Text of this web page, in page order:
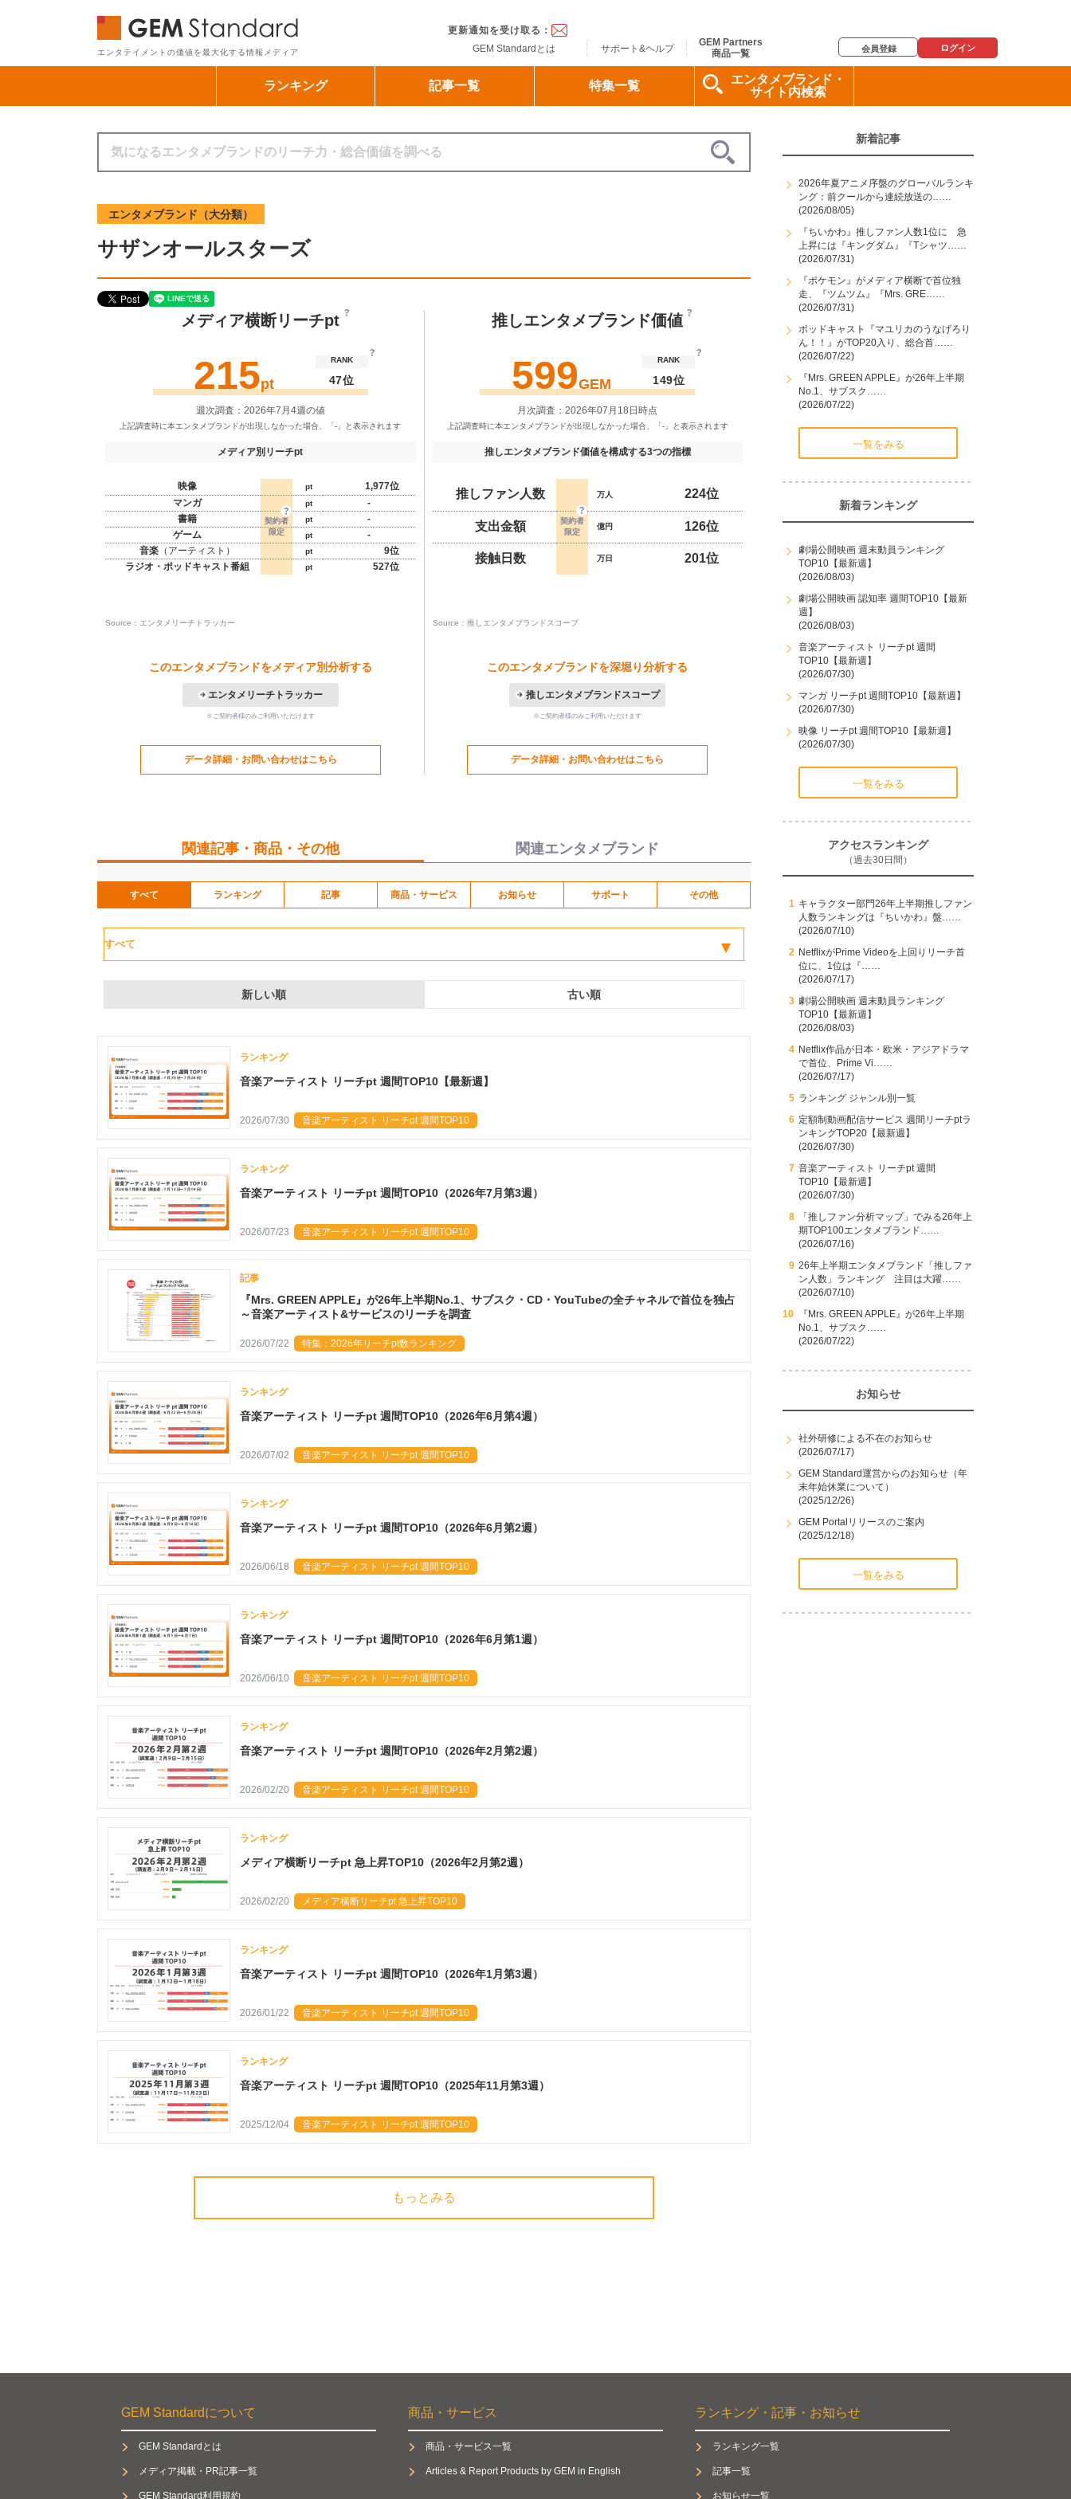
エンタテイメントの価値を最大化する情報メディア
更新通知を受け取る：
GEM Standardとは
サポート&ヘルプ
GEM Partners
商品一覧
会員登録 ログイン
ランキング 記事一覧 特集一覧
エンタメブランド・
サイト内検索
エンタメブランド（大分類）
サザンオールスターズ
メディア横断リーチpt
215pt
RANK
47位
週次調査：2026年7月4週の値
メディア別リーチpt
映像 pt
1,977位
マンガ
pt
-
書籍
pt
-
ゲーム
pt
-
音楽 （アーティスト） pt
9位
ラジオ・ポッドキャスト番組
pt 527位
Source：エンタメリーチトラッカー
このエンタメブランドをメディア別分析する
エンタメリーチトラッカー
※ご契約者様のみご利用いただけます
データ詳細・お問い合わせはこちら
推しエンタメブランド価値
599GEM
RANK
149位
月次調査：2026年07月18日時点
推しエンタメブランド価値を構成する3つの指標
推しファン人数 万人 224位
支出金額 億円 126位
接触日数 万日 201位
Source：推しエンタメブランドスコープ
このエンタメブランドを深堀り分析する
推しエンタメブランドスコープ
※ご契約者様のみご利用いただけます
データ詳細・お問い合わせはこちら
関連記事・商品・その他 関連エンタメブランド
すべて ランキング 記事 商品・サービス お知らせ サポート その他
新しい順 古い順
ランキング
音楽アーティスト リーチpt 週間TOP10【最新週】
2026/07/30 音楽アーティスト リーチpt 週間TOP10
ランキング
音楽アーティスト リーチpt 週間TOP10（2026年7月第3週）
2026/07/23 音楽アーティスト リーチpt 週間TOP10
記事
『Mrs. GREEN APPLE』が26年上半期No.1、サブスク・CD・YouTubeの全チャネルで首位を独占
～音楽アーティスト&サービスのリーチを調査
2026/07/22 特集：2026年リーチpt数ランキング
ランキング
音楽アーティスト リーチpt 週間TOP10（2026年6月第4週）
2026/07/02 音楽アーティスト リーチpt 週間TOP10
ランキング
音楽アーティスト リーチpt 週間TOP10（2026年6月第2週）
2026/06/18 音楽アーティスト リーチpt 週間TOP10
ランキング
音楽アーティスト リーチpt 週間TOP10（2026年6月第1週）
2026/06/10 音楽アーティスト リーチpt 週間TOP10
ランキング
音楽アーティスト リーチpt 週間TOP10（2026年2月第2週）
2026/02/20 音楽アーティスト リーチpt 週間TOP10
ランキング
メディア横断リーチpt 急上昇TOP10（2026年2月第2週）
2026/02/20 メディア横断リーチpt 急上昇TOP10
ランキング
音楽アーティスト リーチpt 週間TOP10（2026年1月第3週）
2026/01/22 音楽アーティスト リーチpt 週間TOP10
ランキング
音楽アーティスト リーチpt 週間TOP10（2025年11月第3週）
2025/12/04 音楽アーティスト リーチpt 週間TOP10
もっとみる
新着記事
2026年夏アニメ序盤のグローバルランキ
ング：前クールから連続放送の……
(2026/08/05)
『ちいかわ』推しファン人数1位に 急
上昇には『キングダム』『Tシャツ……
(2026/07/31)
『ポケモン』がメディア横断で首位独
走、『ツムツム』『Mrs. GRE……
(2026/07/31)
ポッドキャスト『マユリカのうなげろり
ん！！』がTOP20入り、総合首……
(2026/07/22)
『Mrs. GREEN APPLE』が26年上半期
No.1、サブスク……
(2026/07/22)
一覧をみる
新着ランキング
劇場公開映画 週末動員ランキング
TOP10【最新週】
(2026/08/03)
劇場公開映画 認知率 週間TOP10【最新
週】
(2026/08/03)
音楽アーティスト リーチpt 週間
TOP10【最新週】
(2026/07/30)
マンガ リーチpt 週間TOP10【最新週】
(2026/07/30)
映像 リーチpt 週間TOP10【最新週】
(2026/07/30)
一覧をみる
アクセスランキング
（過去30日間）
キャラクター部門26年上半期推しファン
人数ランキングは『ちいかわ』盤……
(2026/07/10)
NetflixがPrime Videoを上回りリーチ首
位に、1位は『……
(2026/07/17)
劇場公開映画 週末動員ランキング
TOP10【最新週】
(2026/08/03)
Netflix作品が日本・欧米・アジアドラマ
で首位、Prime Vi……
(2026/07/17)
ランキング ジャンル別一覧
定額制動画配信サービス 週間リーチptラ
ンキングTOP20【最新週】
(2026/07/30)
音楽アーティスト リーチpt 週間
TOP10【最新週】
(2026/07/30)
「推しファン分析マップ」でみる26年上
期TOP100エンタメブランド……
(2026/07/16)
26年上半期エンタメブランド「推しファ
ン人数」ランキング 注目は大躍……
(2026/07/10)
『Mrs. GREEN APPLE』が26年上半期
No.1、サブスク……
(2026/07/22)
お知らせ
社外研修による不在のお知らせ
(2026/07/17)
GEM Standard運営からのお知らせ（年
末年始休業について）
(2025/12/26)
GEM Portalリリースのご案内
(2025/12/18)
一覧をみる
GEM Standardについて
GEM Standardとは
メディア掲載・PR記事一覧
GEM Standard利用規約
商品・サービス
商品・サービス一覧
Articles & Report Products by GEM in English
ランキング・記事・お知らせ
ランキング一覧
記事一覧
お知らせ一覧